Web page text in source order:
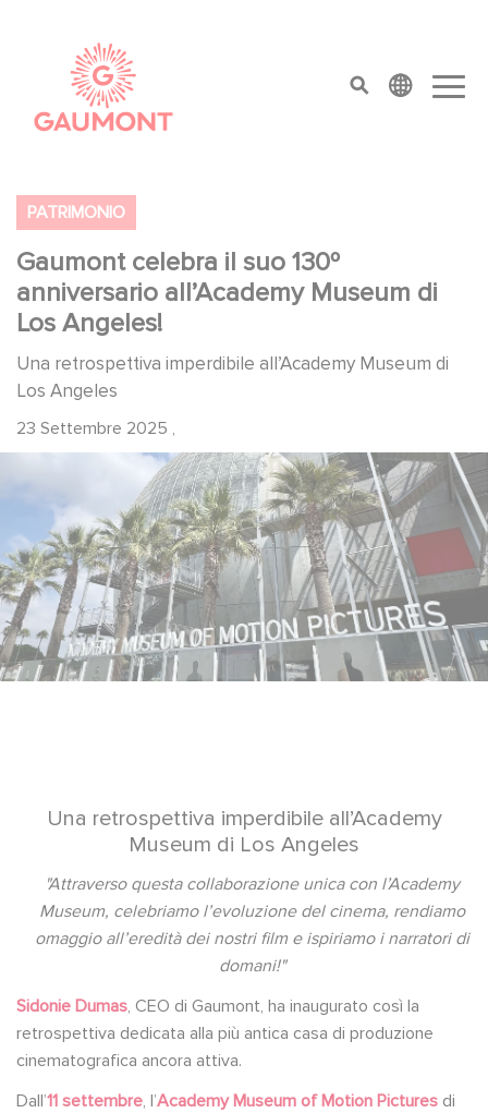
top menu
PATRIMONIO
Gaumont celebra il suo 130º
anniversario all’Academy Museum di
Los Angeles!
Una retrospettiva imperdibile all’Academy Museum di
Los Angeles
23 Settembre 2025 ,
Una retrospettiva imperdibile all’Academy
Museum di Los Angeles
"Attraverso questa collaborazione unica con l’Academy
Museum, celebriamo l’evoluzione del cinema, rendiamo
omaggio all’eredità dei nostri film e ispiriamo i narratori di
domani!"
Sidonie Dumas, CEO di Gaumont, ha inaugurato così la
retrospettiva dedicata alla più antica casa di produzione
cinematografica ancora attiva.
Dall’11 settembre, l’Academy Museum of Motion Pictures di